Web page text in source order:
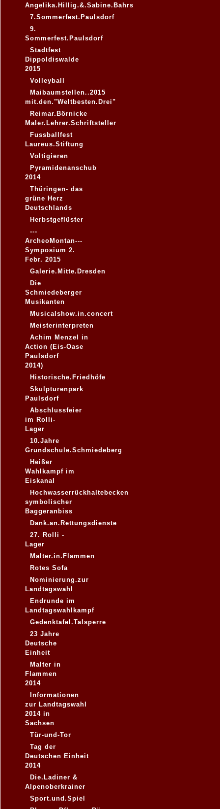
Angelika.Hillig.&.Sabine.Bahrs
7.Sommerfest.Paulsdorf
9.
Sommerfest.Paulsdorf
Stadtfest
Dippoldiswalde
2015
Volleyball
Maibaumstellen..2015
mit.den."Weltbesten.Drei"
Reimar.Börnicke
Maler.Lehrer.Schriftsteller
Fussballfest
Laureus.Stiftung
Voltigieren
Pyramidenanschub
2014
Thüringen- das
grüne Herz
Deutschlands
Herbstgeflüster
---
ArcheoMontan---
Symposium 2.
Febr. 2015
Galerie.Mitte.Dresden
Die
Schmiedeberger
Musikanten
Musicalshow.in.concert
Meisterinterpreten
Achim Menzel in
Action (Eis-Oase
Paulsdorf
2014)
Historische.Friedhöfe
Skulpturenpark
Paulsdorf
Abschlussfeier
im Rolli-
Lager
10.Jahre
Grundschule.Schmiedeberg
Heißer
Wahlkampf im
Eiskanal
Hochwasserrückhaltebecken
symbolischer
Baggeranbiss
Dank.an.Rettungsdienste
27. Rolli -
Lager
Malter.in.Flammen
Rotes Sofa
Nominierung.zur
Landtagswahl
Endrunde im
Landtagswahlkampf
Gedenktafel.Talsperre
23 Jahre
Deutsche
Einheit
Malter in
Flammen
2014
Informationen
zur Landtagswahl
2014 in
Sachsen
Tür-und-Tor
Tag der
Deutschen Einheit
2014
Die.Ladiner &
Alpenoberkrainer
Sport.und.Spiel